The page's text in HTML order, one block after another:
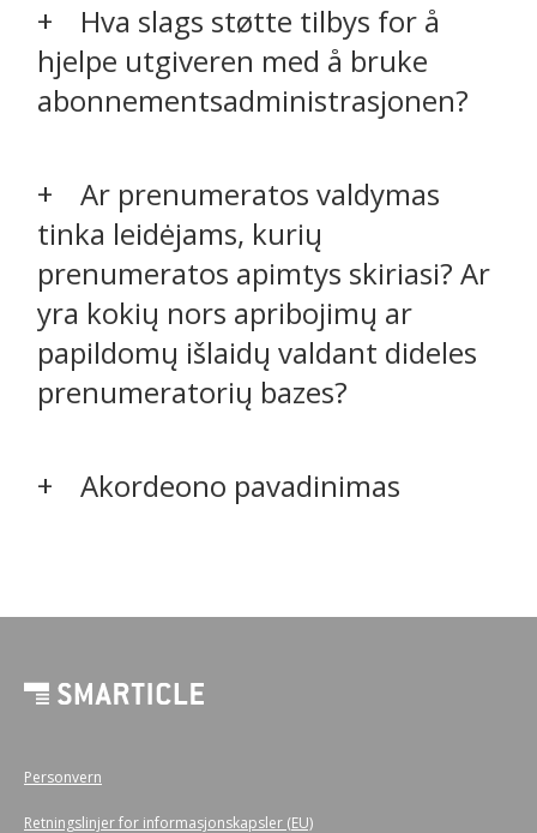
Hva slags støtte tilbys for å
hjelpe utgiveren med å bruke
abonnementsadministrasjonen?
Ar prenumeratos valdymas
tinka leidėjams, kurių
prenumeratos apimtys skiriasi? Ar
yra kokių nors apribojimų ar
papildomų išlaidų valdant dideles
prenumeratorių bazes?
Akordeono pavadinimas
Personvern
Retningslinjer for informasjonskapsler (EU)